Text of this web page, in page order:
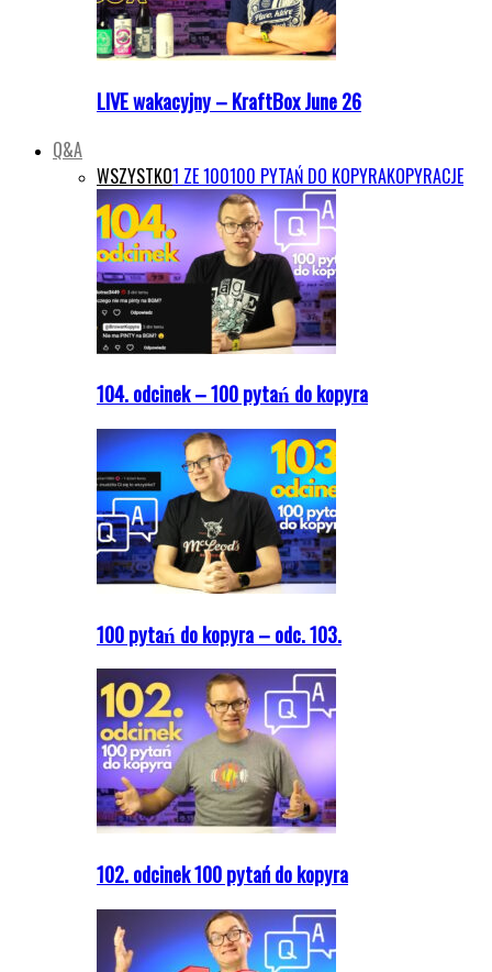
LIVE wakacyjny – KraftBox June 26
Q&A
WSZYSTKO1 ZE 100100 PYTAŃ DO KOPYRAKOPYRACJE
104. odcinek – 100 pytań do kopyra
100 pytań do kopyra – odc. 103.
102. odcinek 100 pytań do kopyra